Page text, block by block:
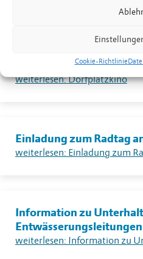
Cookie-Richtlinie
Dorfplatzkino
weiterlesen: Dorfplatzkino
Einladung zum Radtag
weiterlesen: Einladung zum
Information zu
Entwässerungsleitungen